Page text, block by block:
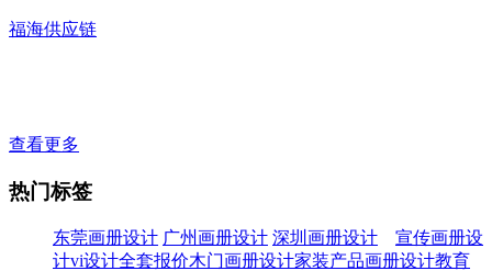
福海供应链
查看更多
热门标签
东莞画册设计 广州画册设计 深圳画册设计
宣传画册设
计vi设计全套报价木门画册设计家装产品画册设计教育